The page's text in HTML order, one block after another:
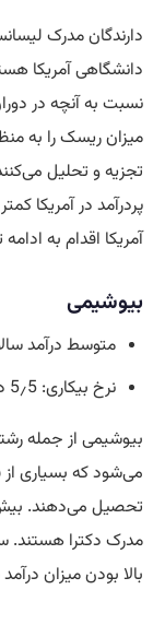
دارندگان مدرک
دانشگاهی آمریکا
نسبت به آنچه در
میزان ریسک را به
تجزیه و تحلیل
پردرآمد در آمریکا
آمریکا اقدام به
بیوشیمی
متوسط درآمد سالانه:
نرخ بیکاری: 5٫5 درصد
بیوشیمی از جمله
می‌شود که بسیاری از
مدرک دکترا هستند.
بالا بودن میزان